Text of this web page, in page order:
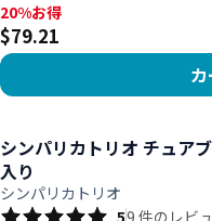
20%お得, $79.21
20%お得
$79.21
シンパリカトリオ チュア
入り
シンパリカトリオ
59 件のレビ